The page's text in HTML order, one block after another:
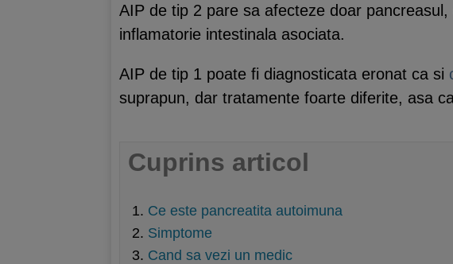
AIP de tip 2 pare sa afecteze doar
inflamatorie intestinala asociata.
AIP de tip 1 poate fi diagnosticata eronat ca si
suprapun, dar tratamente foarte diferite, asa
Cuprins articol
Ce este pancreatita autoimuna
Simptome
Cand sa vezi un medic